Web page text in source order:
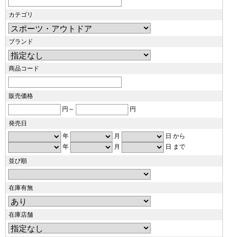
カテゴリ
ブランド
商品コード
販売価格
円～
円
発売日
年
月
日 から
年
月
日 まで
並び順
在庫有無
在庫店舗